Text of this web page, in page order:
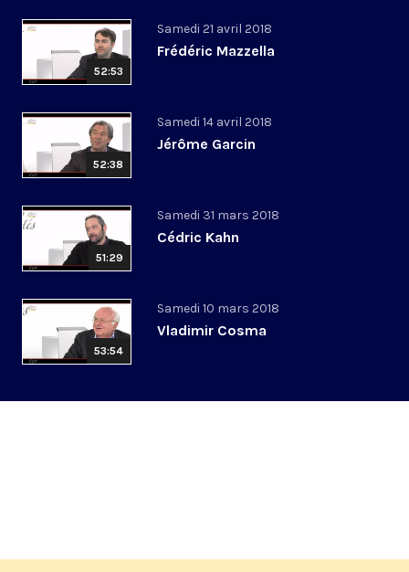
52:53
Samedi 21 avril 2018
Frédéric Mazzella
52:38
Samedi 14 avril 2018
Jérôme Garcin
51:29
Samedi 31 mars 2018
Cédric Kahn
53:54
Samedi 10 mars 2018
Vladimir Cosma